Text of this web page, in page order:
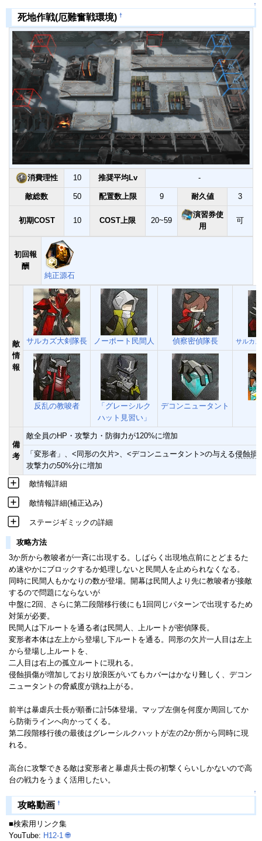
↑
死地作戦(厄難奮戦環境) †
消費理性 10 推奨平均Lv -
敵総数 50 配置数上限 9 耐久値 3
初期COST 10 COST上限 20~59
演習券使
用
可
初回報
酬
純正源石
敵
情
報
サルカズ大剣隊長 ノーポート民間人 偵察密偵隊長 サルカ
反乱の教唆者
「グレーシルク
ハット見習い」
デコンニュータント
備
考
敵全員のHP・攻撃力・防御力が120%に増加
「変形者」、<同形の欠片>、<デコンニュータント>の与える侵蝕損
攻撃力の50%分に増加
敵情報詳細
敵情報詳細(補正込み)
ステージギミックの詳細
攻略方法
3か所から教唆者が一斉に出現する。しばらく出現地点前にとどまるた
め速やかにブロックするか処理しないと民間人を止められなくなる。
同時に民間人もかなりの数が登場。開幕は民間人より先に教唆者が接敵
するので問題にならないが
中盤に2回、さらに第二段階移行後にも1回同じパターンで出現するため
対策が必要。
民間人は下ルートを通る者は民間人、上ルートが密偵隊長。
変形者本体は左上から登場し下ルートを通る。同形の欠片一人目は左上
から登場し上ルートを、
二人目は右上の孤立ルートに現れる。
侵蝕損傷が増加しており放浪医がいてもカバーはかなり難しく、デコン
ニュータントの脅威度が跳ね上がる。
前半は暴虐兵士長が順番に計5体登場。マップ左側を何度か周回してか
ら防衛ラインへ向かってくる。
第二段階移行後の最後はグレーシルクハットが左の2か所から同時に現
れる。
高台に攻撃できる敵は変形者と暴虐兵士長の初撃くらいしかないので高
台の戦力をうまく活用したい。
↑
攻略動画 †
■検索用リンク集
YouTube: H12-1 🌐